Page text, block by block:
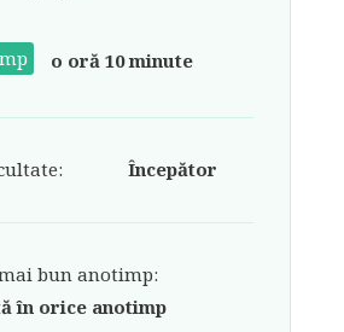
o oră 10 minute
Începător
bun anotimp:
în orice anotimp